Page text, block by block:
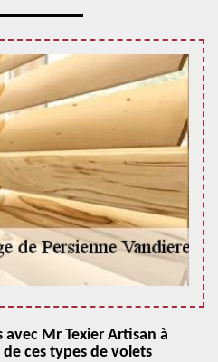
avec Mr Texier Artisan à
ces types de volets